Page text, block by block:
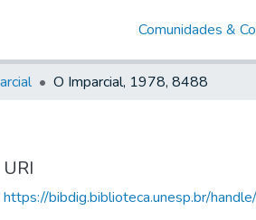
Comunidades &
O Imparcial, 1978, 8488
URI
https://bibdig.biblioteca.unesp.br/